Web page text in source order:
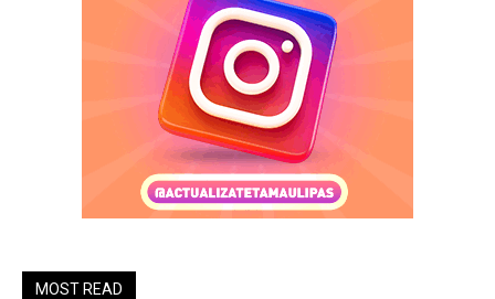
MOST READ